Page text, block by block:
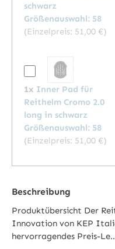
schwarz
Größenauswahl: 58
(Einzelpreis: 51,00 €)
1x Inner Pad für
Reithelm Cromo 2.0
long in schwarz
Größenauswahl: 58
(Einzelpreis: 51,00 €)
Beschreibung
Produktübersicht Der
Innovation von KEP
hervorragendes Preis-